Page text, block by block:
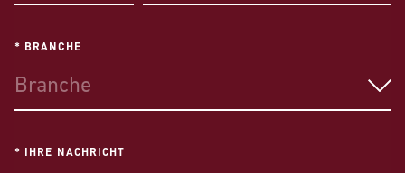
* BRANCHE
Branche
* IHRE NACHRICHT